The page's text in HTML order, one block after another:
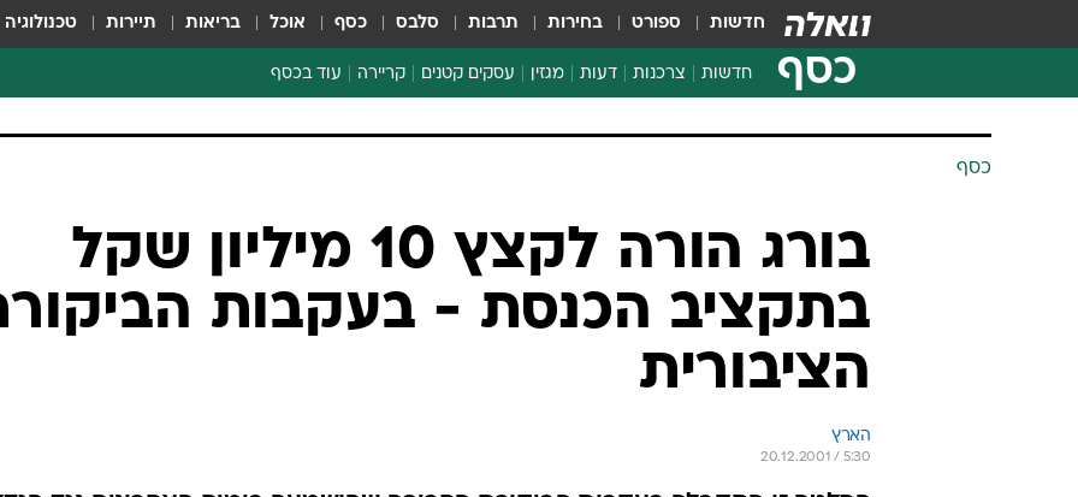
חדשות ספורט בחירות תרבות סלבס כסף אוכל בריאות תיירות טכנולוגיה
כסף חדשות צרכנות
צרכנות פיננסית
דעות מגזין עסקים קטנים קריירה עוד בכסף
הלאונג'
ספורט ביזנס
כסף
בורג הורה לקצץ 10 מיליון שקל
בתקציב הכנסת - בעקבות
הציבורית
הארץ
20.12.2001 / 5:30